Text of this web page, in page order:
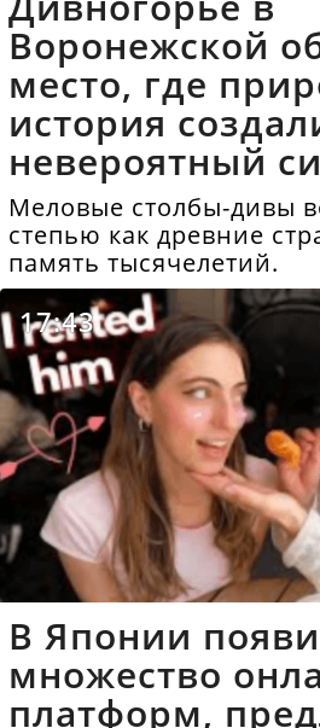
Воронежской
место, где
история
невероятный
Меловые столбы-дивы
степью как древние
память тысячелетий.
17:43
В Японии
множество
платформ,